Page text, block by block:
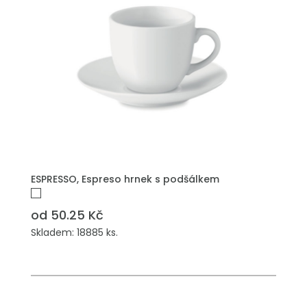
ESPRESSO, Espreso hrnek s podšálkem
od 50.25 Kč
Skladem: 18885 ks.